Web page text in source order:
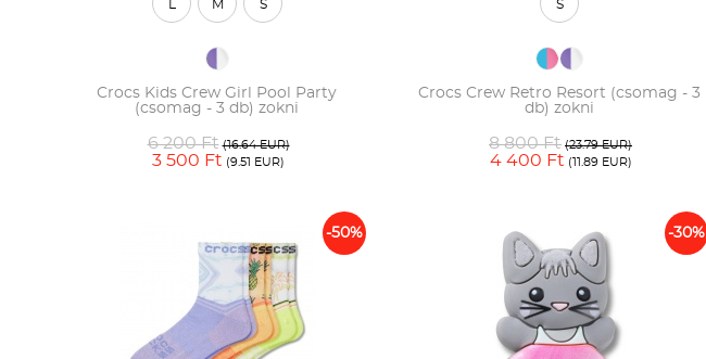
Crocs Kids Crew Girl Pool Party
(csomag - 3 db) zokni
6 200 Ft (16.64 EUR)
3 500 Ft (9.51 EUR)
M S
Crocs Crew Retro Resort (csomag - 3
db) zokni
8 800 Ft (23.79 EUR)
4 400 Ft (11.89 EUR)
S
-50% -30%